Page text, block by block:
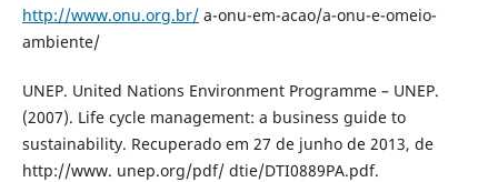
http://www.onu.org.br/a-onu-em-acao/a-onu-e-omeio-
ambiente/
UNEP. United Nations Environment Programme – UNEP.
(2007). Life cycle management: a business guide to
sustainability. Recuperado em 27 de junho de 2013, de
http://www. unep.org/pdf/ dtie/DTI0889PA.pdf.